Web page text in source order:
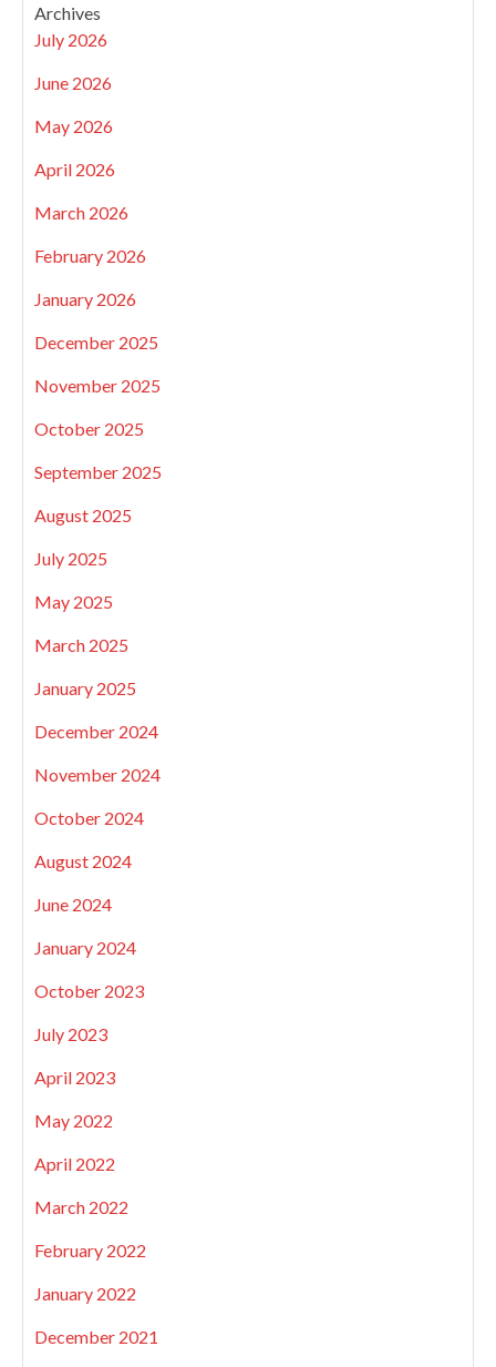
Archives
July 2026
June 2026
May 2026
April 2026
March 2026
February 2026
January 2026
December 2025
November 2025
October 2025
September 2025
August 2025
July 2025
May 2025
March 2025
January 2025
December 2024
November 2024
October 2024
August 2024
June 2024
January 2024
October 2023
July 2023
April 2023
May 2022
April 2022
March 2022
February 2022
January 2022
December 2021